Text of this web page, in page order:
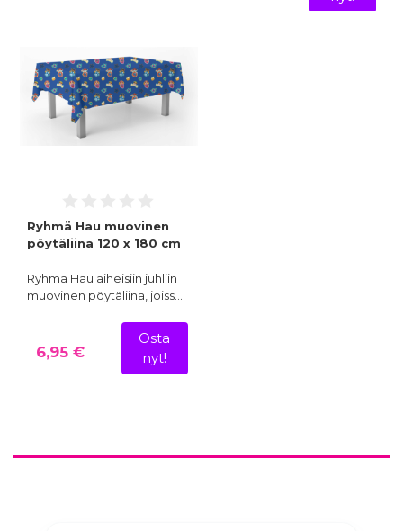
Ryhmä Hau muovinen
pöytäliina 120 x 180 cm
Ryhmä Hau aiheisiin juhliin
muovinen pöytäliina, joiss…
6,95 €
Osta
nyt!